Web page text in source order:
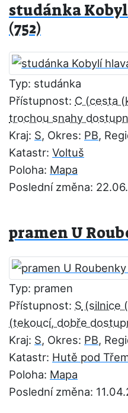
studánka
(752)
Typ: studánka
Přístupnost: C
Kraj: S, Okres: PB,
Katastr: Voltuš
Poloha: Mapa
Poslední změna:
pramen U
Typ: pramen
Přístupnost: S
Kraj: S, Okres: PB,
Katastr: Hutě pod
Poloha: Mapa
Poslední změna: